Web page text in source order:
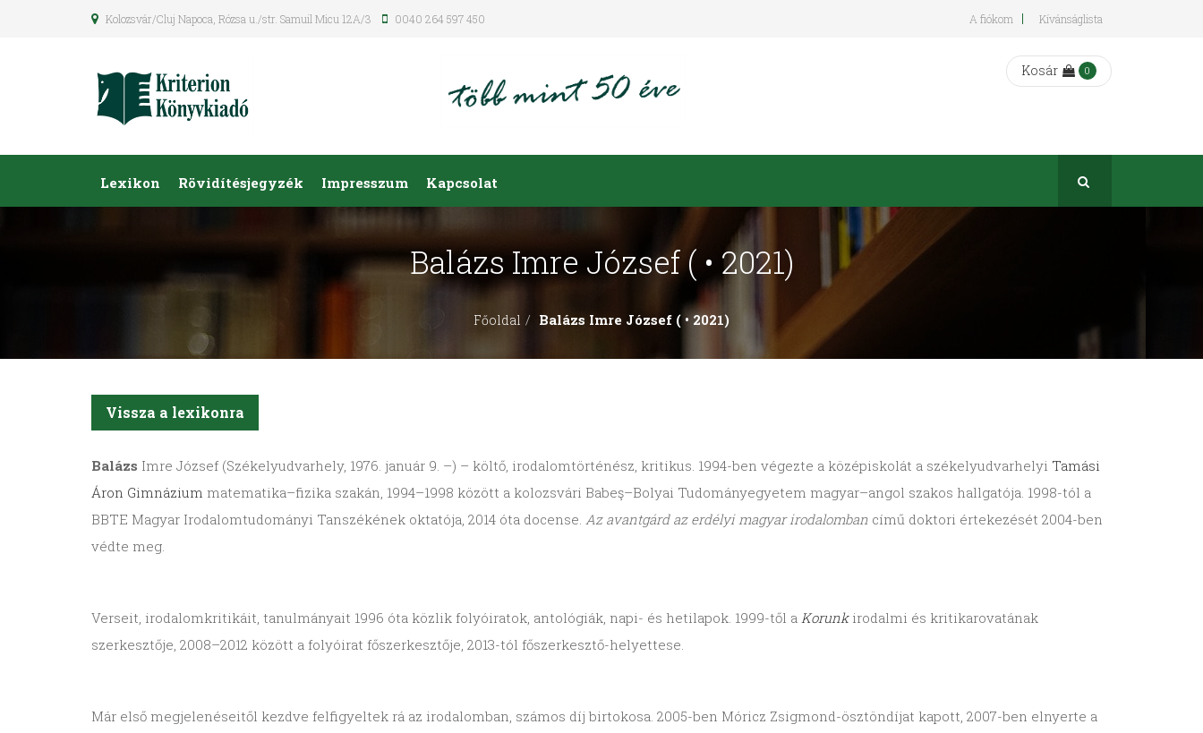
Kolozsvár/Cluj Napoca, Rózsa u./str. Samuil Micu 12A/3 0040 264 597 450 A fiókom Kívánságlista
Kosár 0
Lexikon Rövidítésjegyzék Impresszum Kapcsolat
Balázs Imre József ( • 2021)
Főoldal Balázs Imre József ( • 2021)
Vissza a lexikonra
Balázs Imre József (Székelyudvarhely, 1976. január 9. –) – költő, irodalomtörténész, kritikus. 1994-ben végezte a középiskolát a székelyudvarhelyi Tamási
Áron Gimnázium matematika–fizika szakán, 1994–1998 között a kolozsvári Babeş–Bolyai Tudományegyetem magyar–angol szakos hallgatója. 1998-tól a
BBTE Magyar Irodalomtudományi Tanszékének oktatója, 2014 óta docense. Az avantgárd az erdélyi magyar irodalomban című doktori értekezését 2004-ben
védte meg.
Verseit, irodalomkritikáit, tanulmányait 1996 óta közlik folyóiratok, antológiák, napi- és hetilapok. 1999-től a Korunkirodalmi és kritikarovatának
szerkesztője, 2008–2012 között a folyóirat főszerkesztője, 2013-tól főszerkesztő-helyettese.
Már első megjelenéseitől kezdve felfigyeltek rá az irodalomban, számos díj birtokosa. 2005-ben Móricz Zsigmond-ösztöndíjat kapott, 2007-ben elnyerte a